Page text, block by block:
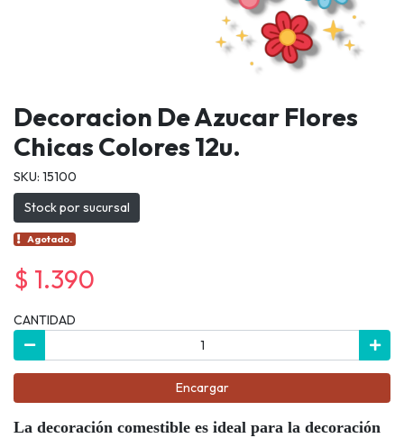
Decoracion De Azucar Flores
Chicas Colores 12u.
SKU: 15100
Stock por sucursal
Agotado.
$ 1.390
CANTIDAD
Encargar
La decoración comestible es ideal para la decoración